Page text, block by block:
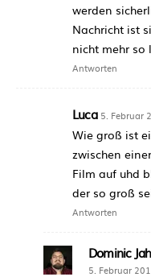
werden
Nachricht ist
nicht mehr so
Antworten
Luca 5. Februar
Wie groß ist
zwischen
Film auf uhd
der so groß
Antworten
Dominic
5. Februar